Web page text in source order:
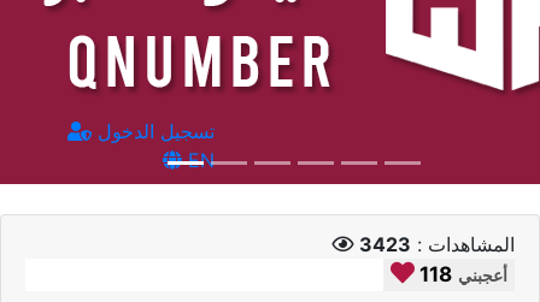
تسجيل الدخول
EN
المشاهدات : 3423
118 أعجبني